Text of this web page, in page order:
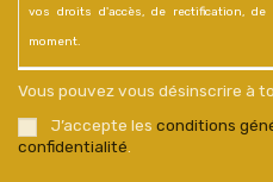
vos droits d'accès, de rectification,
moment.
Vous pouvez vous désinscrire à
J’accepte les conditions
confidentialité